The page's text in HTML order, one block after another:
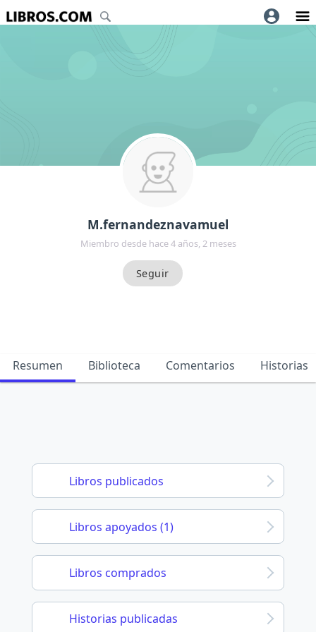
M.fernandeznavamuel
Miembro desde hace 4 años, 2 meses
Resumen Biblioteca Comentarios Historias
Libros publicados
Libros apoyados (1)
Libros comprados
Historias publicadas